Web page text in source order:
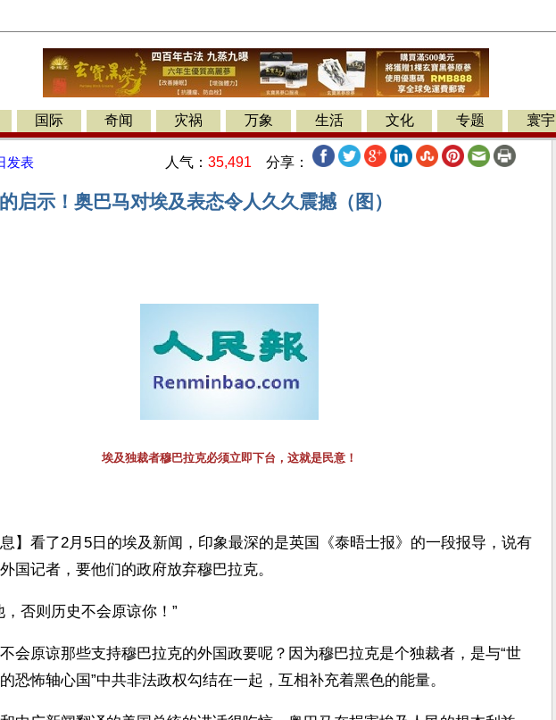
国际 奇闻 灾祸 万象 生活 文化 专题 寰宇
发表 人气： 35,491 分享：
启示！奥巴马对埃及表态令人久久震撼（图）
埃及独裁者穆巴拉克必须立即下台，这就是民意！
息】看了2月5日的埃及新闻，印象最深的是英国《泰晤士报》的一段报导，说有
国记者，要他们的政府放弃穆巴拉克。
，否则历史不会原谅你！”
会原谅那些支持穆巴拉克的外国政要呢？因为穆巴拉克是个独裁者，是与“世
恐怖轴心国”中共非法政权勾结在一起，互相补充着黑色的能量。